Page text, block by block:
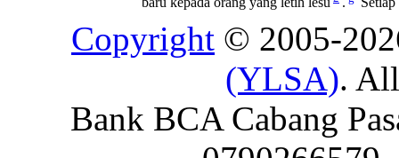
Copyright © 2005-
(YLSA).
Bank BCA Cabang